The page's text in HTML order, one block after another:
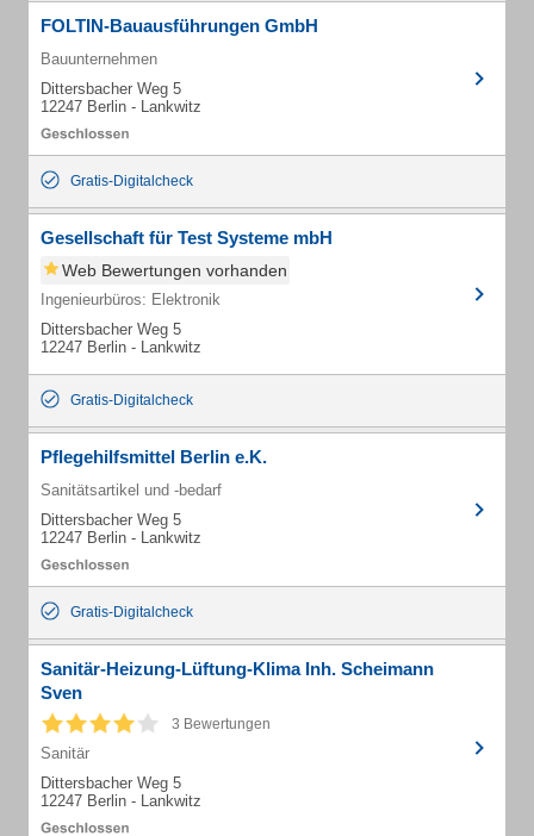
FOLTIN-Bauausführungen GmbH
Bauunternehmen
Dittersbacher Weg 5
12247 Berlin - Lankwitz
Gratis-Digitalcheck
Gesellschaft für Test Systeme mbH
Web Bewertungen vorhanden
Ingenieurbüros: Elektronik
Dittersbacher Weg 5
12247 Berlin - Lankwitz
Gratis-Digitalcheck
Pflegehilfsmittel Berlin e.K.
Sanitätsartikel und -bedarf
Dittersbacher Weg 5
12247 Berlin - Lankwitz
Gratis-Digitalcheck
Sanitär-Heizung-Lüftung-Klima Inh. Scheimann
Sven
3 Bewertungen
Sanitär
Dittersbacher Weg 5
12247 Berlin - Lankwitz